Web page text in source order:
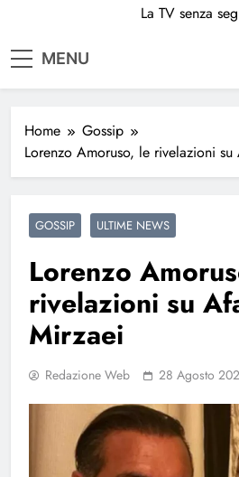
La TV senza
MENU
Home
Gossip
Lorenzo Amoruso, le rivelazioni
GOSSIP ULTIME NEWS
Lorenzo
rivelazioni su
Mirzaei
Redazione Web 28 Agosto